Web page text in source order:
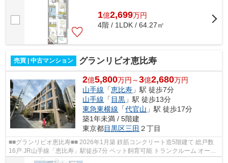
1億2,699万円
4階 / 1LDK / 64.27㎡
売買 | 中古マンション グランリビオ恵比寿
2億5,800万円～3億2,680万円
山手線 「恵比寿 」駅 徒歩7分
山手線 「 目黒 」駅 徒歩13分
東急東横線 「代官山 」駅 徒歩17分
築1年未満 / 5階建
東京都目黒区三田 ２丁目
■■グランリビオ恵比寿■■ 2026年1月築 鉄筋コンクリート造5階建て 総戸数
16戸 JR山手線「恵比寿」駅徒歩7分 ペット飼育可能 トランクルーム オート
ロック 宅配ボックス 【周辺環境...